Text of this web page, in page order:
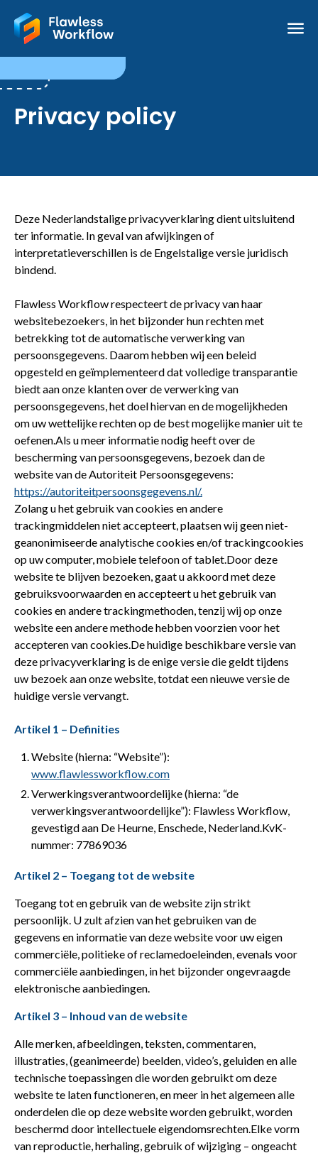
Privacy policy
Deze Nederlandstalige privacyverklaring dient uitsluitend
ter informatie. In geval van afwijkingen of
interpretatieverschillen is de Engelstalige versie juridisch
bindend.
Flawless Workflow respecteert de privacy van haar
websitebezoekers, in het bijzonder hun rechten met
betrekking tot de automatische verwerking van
persoonsgegevens. Daarom hebben wij een beleid
opgesteld en geïmplementeerd dat volledige transparantie
biedt aan onze klanten over de verwerking van
persoonsgegevens, het doel hiervan en de mogelijkheden
om uw wettelijke rechten op de best mogelijke manier uit te
oefenen.Als u meer informatie nodig heeft over de
bescherming van persoonsgegevens, bezoek dan de
website van de Autoriteit Persoonsgegevens:
https://autoriteitpersoonsgegevens.nl/.
Zolang u het gebruik van cookies en andere
trackingmiddelen niet accepteert, plaatsen wij geen niet-
geanonimiseerde analytische cookies en/of trackingcookies
op uw computer, mobiele telefoon of tablet.Door deze
website te blijven bezoeken, gaat u akkoord met deze
gebruiksvoorwaarden en accepteert u het gebruik van
cookies en andere trackingmethoden, tenzij wij op onze
website een andere methode hebben voorzien voor het
accepteren van cookies.De huidige beschikbare versie van
deze privacyverklaring is de enige versie die geldt tijdens
uw bezoek aan onze website, totdat een nieuwe versie de
huidige versie vervangt.
Artikel 1 – Definities
Website (hierna: “Website”):
www.flawlessworkflow.com
Verwerkingsverantwoordelijke (hierna: “de
verwerkingsverantwoordelijke”): Flawless Workflow,
gevestigd aan De Heurne, Enschede, Nederland.KvK-
nummer: 77869036
Artikel 2 – Toegang tot de website
Toegang tot en gebruik van de website zijn strikt
persoonlijk. U zult afzien van het gebruiken van de
gegevens en informatie van deze website voor uw eigen
commerciële, politieke of reclamedoeleinden, evenals voor
commerciële aanbiedingen, in het bijzonder ongevraagde
elektronische aanbiedingen.
Artikel 3 – Inhoud van de website
Alle merken, afbeeldingen, teksten, commentaren,
illustraties, (geanimeerde) beelden, video’s, geluiden en alle
technische toepassingen die worden gebruikt om deze
website te laten functioneren, en meer in het algemeen alle
onderdelen die op deze website worden gebruikt, worden
beschermd door intellectuele eigendomsrechten.Elke vorm
van reproductie, herhaling, gebruik of wijziging – ongeacht